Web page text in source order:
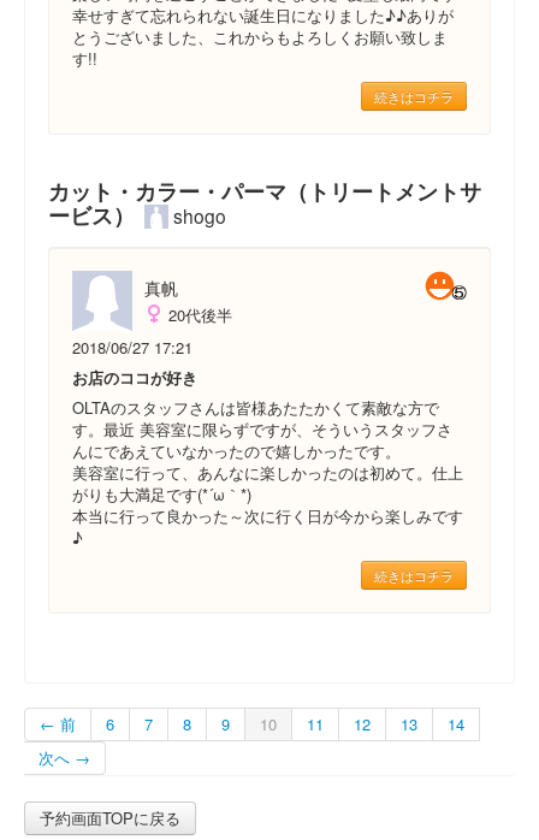
幸せすぎて忘れられない誕生日になりました♪♪ありが
とうございました、これからもよろしくお願い致しま
す!!
続きはコチラ
カット・カラー・パーマ（トリートメントサ
ービス） shogo
真帆
20代後半
2018/06/27 17:21
お店のココが好き
OLTAのスタッフさんは皆様あたたかくて素敵な方で
す。最近 美容室に限らずですが、そういうスタッフさ
んにであえていなかったので嬉しかったです。
美容室に行って、あんなに楽しかったのは初めて。仕上
がりも大満足です(*´ω｀*)
本当に行って良かった～次に行く日が今から楽しみです
♪
続きはコチラ
← 前 6 7 8 9 10 11 12 13
14
次へ →
予約画面TOPに戻る